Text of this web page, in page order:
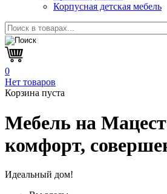
Корпусная детская мебель
0
Нет товаров
Корзина пуста
Мебель на
комфорт,
Идеальный дом!